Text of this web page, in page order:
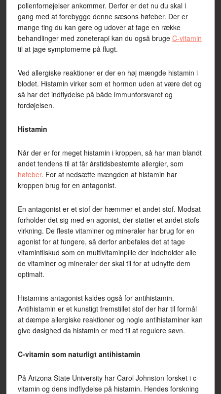
pollenfornøjelser ankommer. Derfor er det nu du skal i
gang med at forebygge denne sæsons høfeber. Der er
mange ting du kan gøre og udover at tage en række
behandlinger med zoneterapi kan du også bruge C-vitamin
til at jage symptomerne på flugt.
Ved allergiske reaktioner er der en høj mængde histamin i
blodet. Histamin virker som et hormon uden at være det og
så har det indflydelse på både immunforsvaret og
fordøjelsen.
Histamin
Når der er for meget histamin i kroppen, så har man blandt
andet tendens til at får årstidsbestemte allergier, som
høfeber. For at nedsætte mængden af histamin har
kroppen brug for en antagonist.
En antagonist er et stof der hæmmer et andet stof. Modsat
forholder det sig med en agonist, der støtter et andet stofs
virkning. De fleste vitaminer og mineraler har brug for en
agonist for at fungere, så derfor anbefales det at tage
vitamintilskud som en multivitaminpille der indeholder alle
de vitaminer og mineraler der skal til for at udnytte dem
optimalt.
Histamins antagonist kaldes også for antihistamin.
Antihistamin er et kunstigt fremstillet stof der har til formål
at dæmpe allergiske reaktioner og nogle antihistaminer kan
give døsighed da histamin er med til at regulere søvn.
C-vitamin som naturligt antihistamin
På Arizona State University har Carol Johnston forsket i c-
vitamin og dens indflydelse på histamin. Hendes forskning